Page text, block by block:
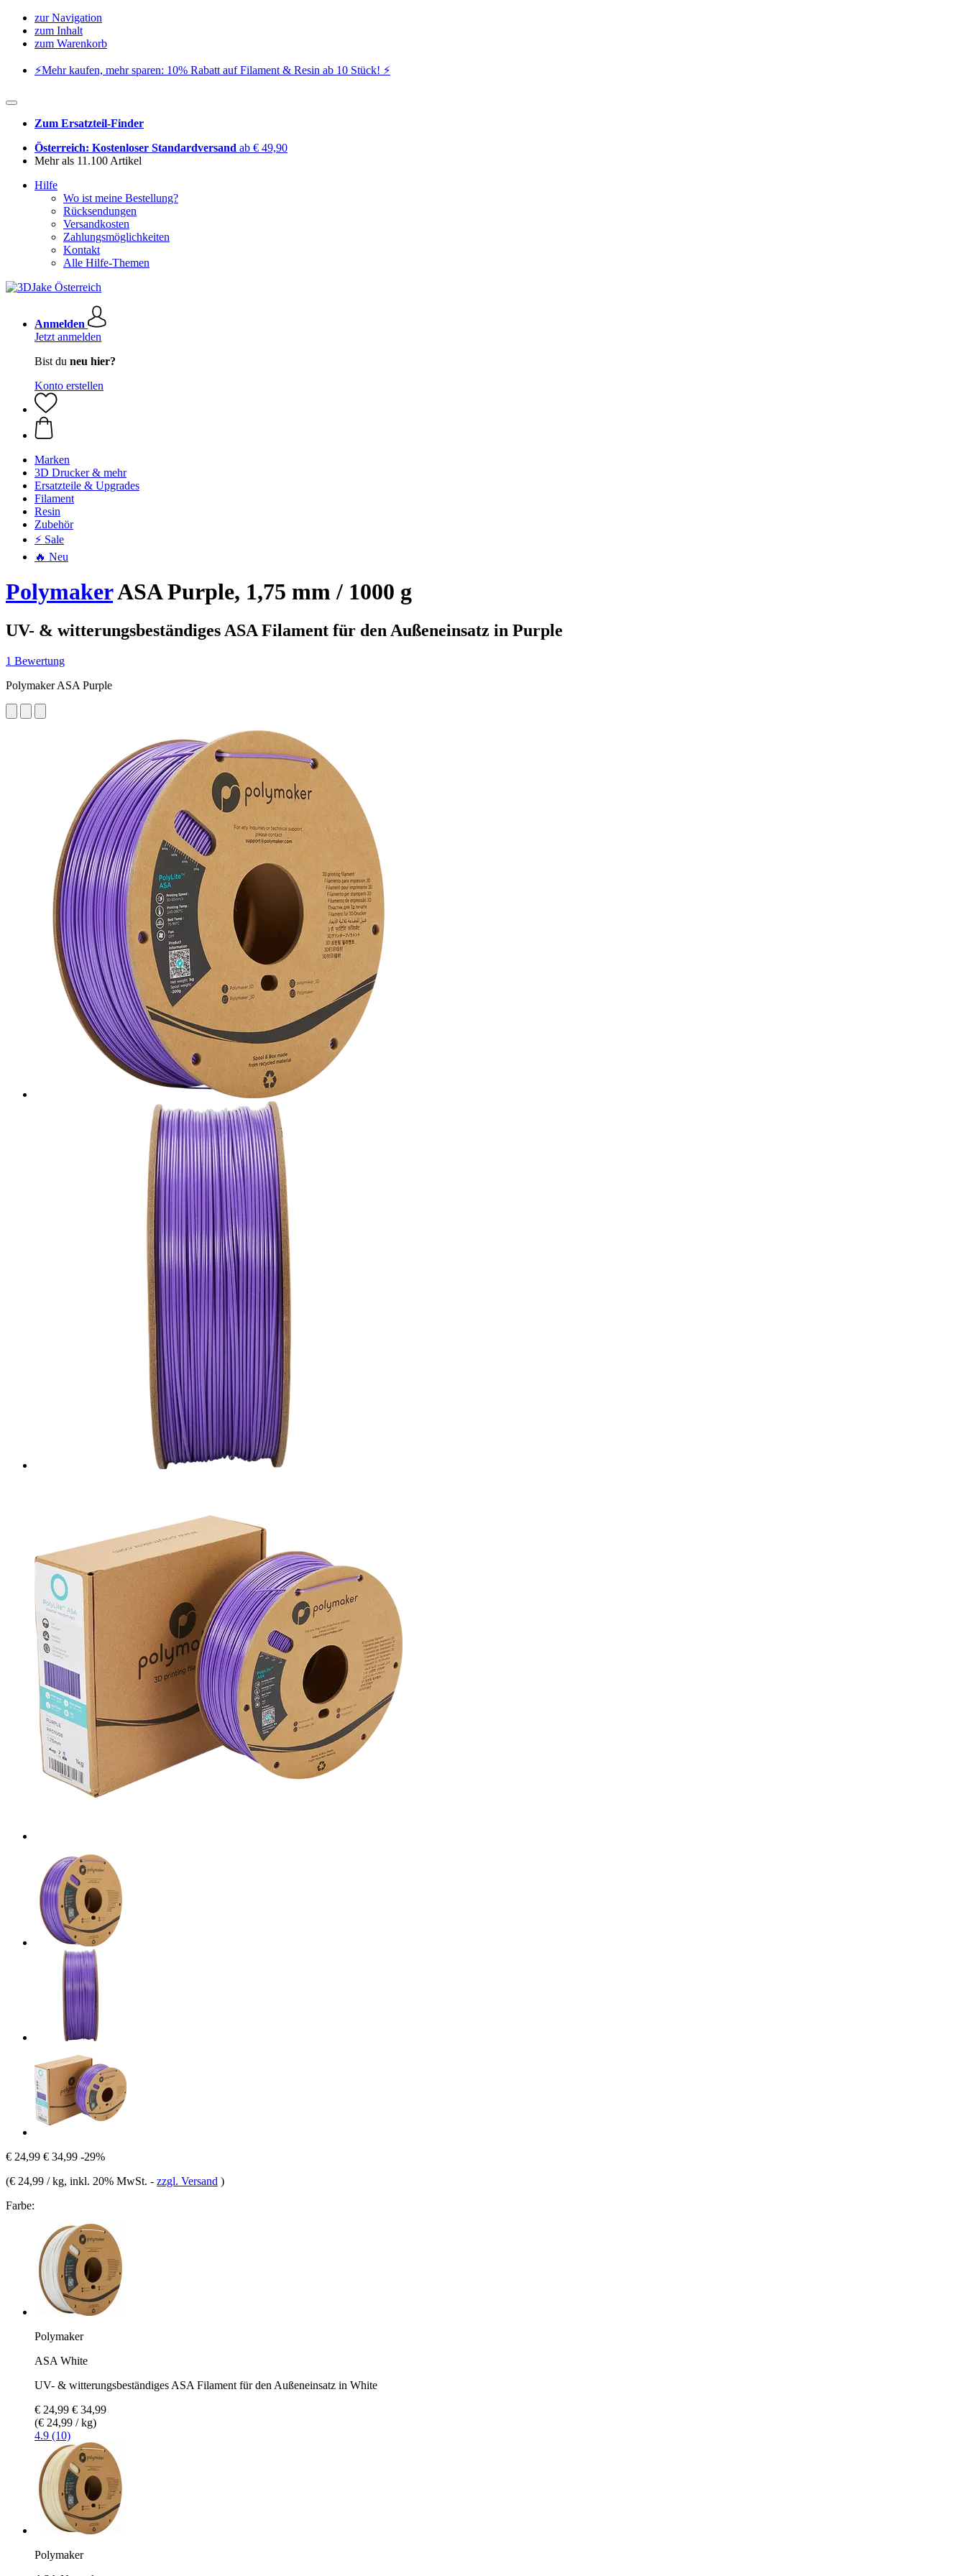
zur Navigation
zum Inhalt
zum Warenkorb
⚡️Mehr kaufen, mehr sparen: 10% Rabatt auf Filament & Resin ab 10 Stück! ⚡️
Zum Ersatzteil-Finder
Österreich: Kostenloser Standardversand ab € 49,90
Mehr als 11.100 Artikel
Hilfe
Wo ist meine Bestellung?
Rücksendungen
Versandkosten
Zahlungsmöglichkeiten
Kontakt
Alle Hilfe-Themen
Anmelden
Jetzt anmelden
Bist du neu hier?
Konto erstellen
Marken
3D Drucker & mehr
Ersatzteile & Upgrades
Filament
Resin
Zubehör
⚡ Sale
🔥 Neu
PolymakerASA Purple, 1,75 mm / 1000 g
UV- & witterungsbeständiges ASA Filament für den Außeneinsatz in Purple
1 Bewertung
Polymaker ASA Purple
€ 24,99 € 34,99 -29%
(€ 24,99 / kg, inkl. 20% MwSt. - zzgl. Versand )
Farbe:
Polymaker
ASA White
UV- & witterungsbeständiges ASA Filament für den Außeneinsatz in White
€ 24,99 € 34,99
(€ 24,99 / kg)
4.9 (10)
Polymaker